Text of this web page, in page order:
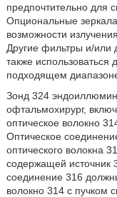
предпочтительно для
Опциональные
возможности
Другие фильтры и/или
также использоваться
подходящем
Зонд 324
офтальмохирург,
оптическое волокно
Оптическое
оптического волокна
содержащей источник
соединение 316
волокно 314 с пучком